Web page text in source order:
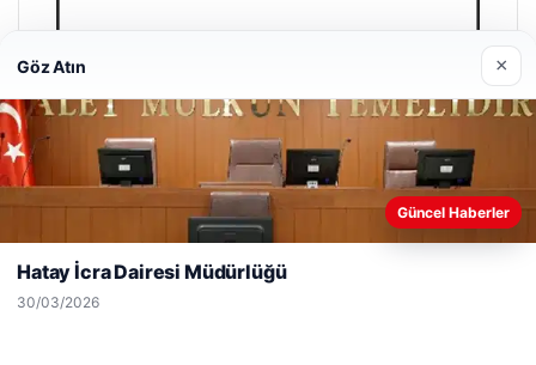
Enes Kaplan Avukatlık Bürosu
28/04/2026
Web sitemizi nasıl kullandığınızı daha iyi anlayabilmek,
deneyiminizi kişiselleştirmek ve geliştirmek amacıyla çerezler
kullanıyoruz.
Reddet
Göz Atın ×
Güncel Haberler
Hatay İcra Dairesi Müdürlüğü
30/03/2026